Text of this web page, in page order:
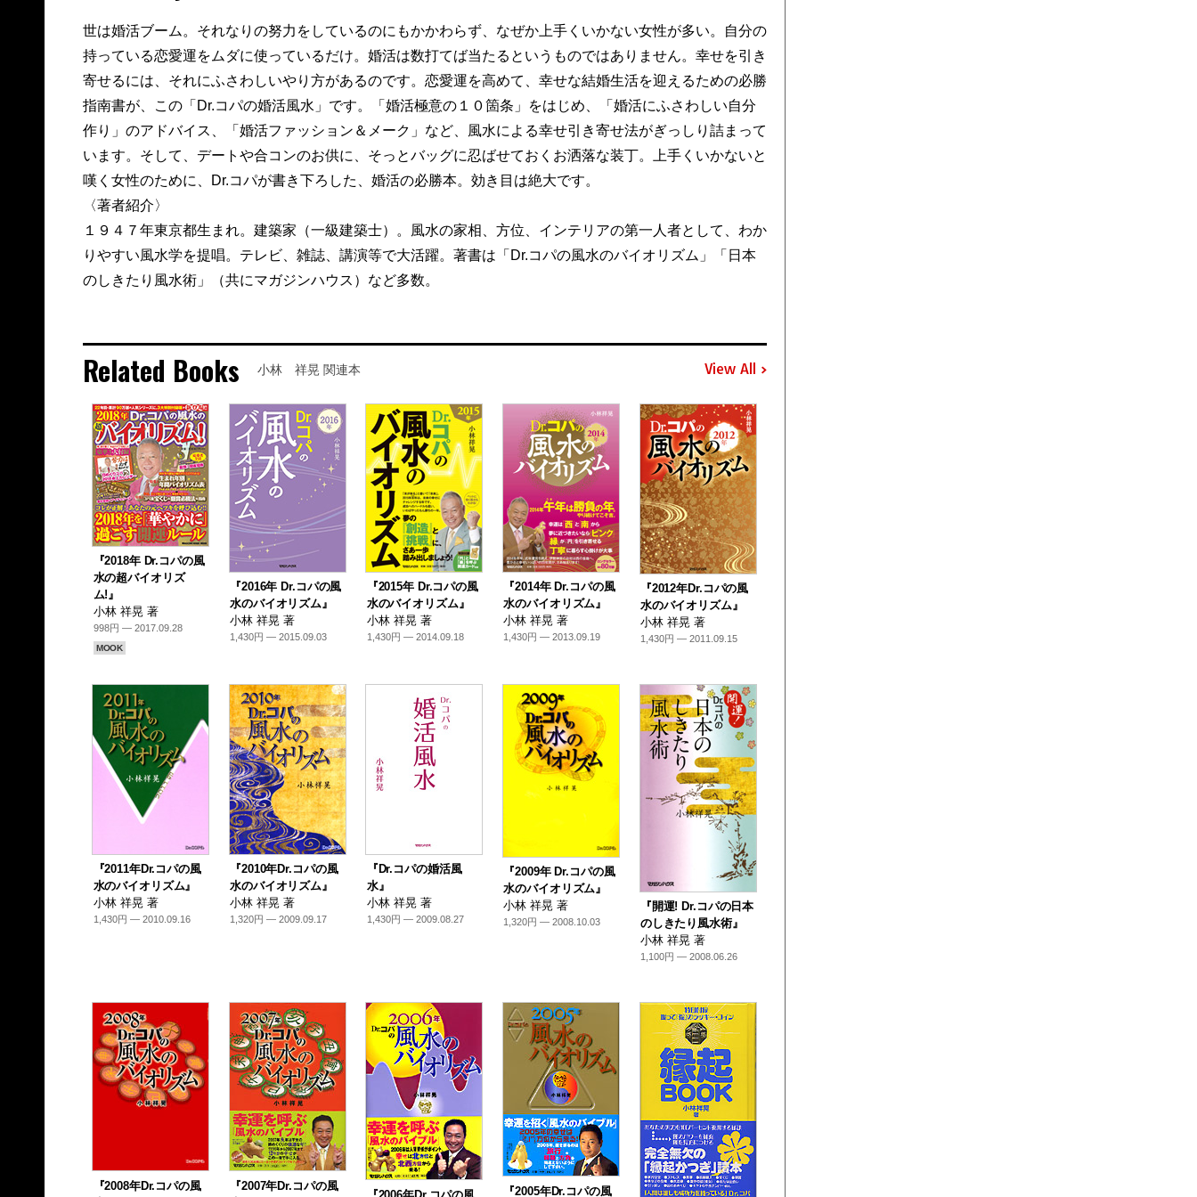
世は婚活ブーム。それなりの努力をしているのにもかかわらず、なぜか上手くいかない女性が多い。自分の
持っている恋愛運をムダに使っているだけ。婚活は数打てば当たるというものではありません。幸せを引き
寄せるには、それにふさわしいやり方があるのです。恋愛運を高めて、幸せな結婚生活を迎えるための必勝
指南書が、この「Dr.コパの婚活風水」です。「婚活極意の１０箇条」をはじめ、「婚活にふさわしい自分
作り」のアドバイス、「婚活ファッション＆メーク」など、風水による幸せ引き寄せ法がぎっしり詰まって
います。そして、デートや合コンのお供に、そっとバッグに忍ばせておくお洒落な装丁。上手くいかないと
嘆く女性のために、Dr.コパが書き下ろした、婚活の必勝本。効き目は絶大です。
〈著者紹介〉
１９４７年東京都生まれ。建築家（一級建築士）。風水の家相、方位、インテリアの第一人者として、わか
りやすい風水学を提唱。テレビ、雑誌、講演等で大活躍。著書は「Dr.コパの風水のバイオリズム」「日本
のしきたり風水術」（共にマガジンハウス）など多数。
Related Books 小林 祥晃 関連本 View All
『2018年 Dr.コパの風
水の超バイオリズ
ム!』
小林 祥晃 著
998円 — 2017.09.28
MOOK
『2016年 Dr.コパの風
水のバイオリズム』
小林 祥晃 著
1,430円 — 2015.09.03
『2015年 Dr.コパの風
水のバイオリズム』
小林 祥晃 著
1,430円 — 2014.09.18
『2014年 Dr.コパの風
水のバイオリズム』
小林 祥晃 著
1,430円 — 2013.09.19
『2012年Dr.コパの風
水のバイオリズム』
小林 祥晃 著
1,430円 — 2011.09.15
『2011年Dr.コパの風
水のバイオリズム』
小林 祥晃 著
1,430円 — 2010.09.16
『2010年Dr.コパの風
水のバイオリズム』
小林 祥晃 著
1,320円 — 2009.09.17
『Dr.コパの婚活風
水』
小林 祥晃 著
1,430円 — 2009.08.27
『2009年 Dr.コパの風
水のバイオリズム』
小林 祥晃 著
1,320円 — 2008.10.03
『開運! Dr.コパの日本
のしきたり風水術』
小林 祥晃 著
1,100円 — 2008.06.26
『2008年Dr.コパの風
『2007年Dr.コパの風
『2005年Dr.コパの風